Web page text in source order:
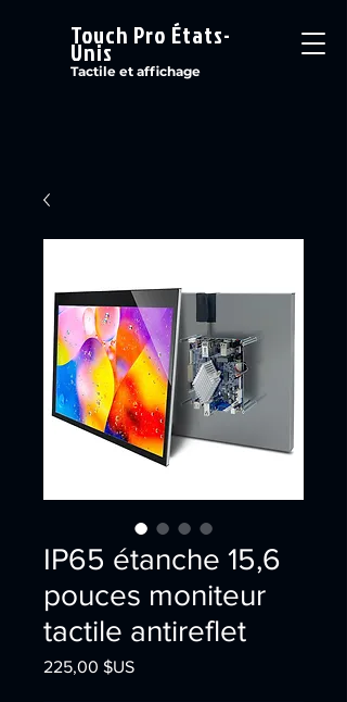
Touch Pro États-
Unis
Tactile et affichage
IP65 étanche 15,6
pouces moniteur
tactile antireflet
225,00 $USPrix